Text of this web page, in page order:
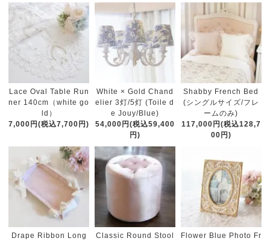
Lace Oval Table Run
ner 140cm（white go
ld）
7,000円(税込7,700円)
White × Gold Chand
elier 3灯/5灯 (Toile d
e Jouy/Blue)
54,000円(税込59,400
円)
Shabby French Bed
(シングルサイズ/フレ
ームのみ)
117,000円(税込128,7
00円)
Drape Ribbon Long
Classic Round Stool
Flower Blue Photo Fr